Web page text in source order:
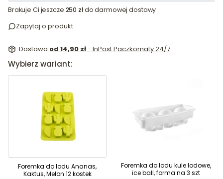
Brakuje Ci jeszcze 250 złdo darmowej dostawy
Zapytaj o produkt
Dostawa od 14,90 zł- InPost Paczkomaty 24/7
Wybierz wariant:
Foremka do lodu Ananas,
Kaktus, Melon 12 kostek
Foremka do lodu kule lodowe,
ice ball, forma na 3 szt